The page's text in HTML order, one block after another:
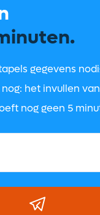
gegevens
het invullen
nog geen 5